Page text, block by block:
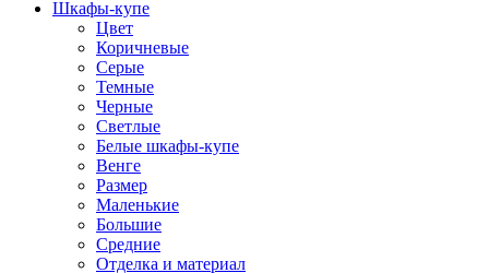
Шкафы-купе
Цвет
Коричневые
Серые
Темные
Черные
Светлые
Белые шкафы-купе
Венге
Размер
Маленькие
Большие
Средние
Отделка и материал